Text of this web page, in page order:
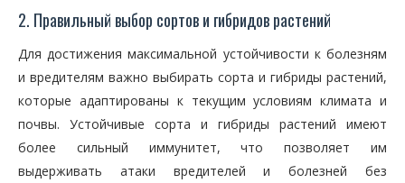
2. Правильный выбор сортов и гибридов растений
Для достижения максимальной устойчивости к болезням
и вредителям важно выбирать сорта и гибриды растений,
которые адаптированы к текущим условиям климата и
почвы. Устойчивые сорта и гибриды растений имеют
более сильный иммунитет, что позволяет им
выдерживать атаки вредителей и болезней без